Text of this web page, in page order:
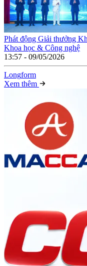
Phát động Giải thưởng
Khoa học & Công nghệ
13:57 - 09/05/2026
Longform
Xem thêm